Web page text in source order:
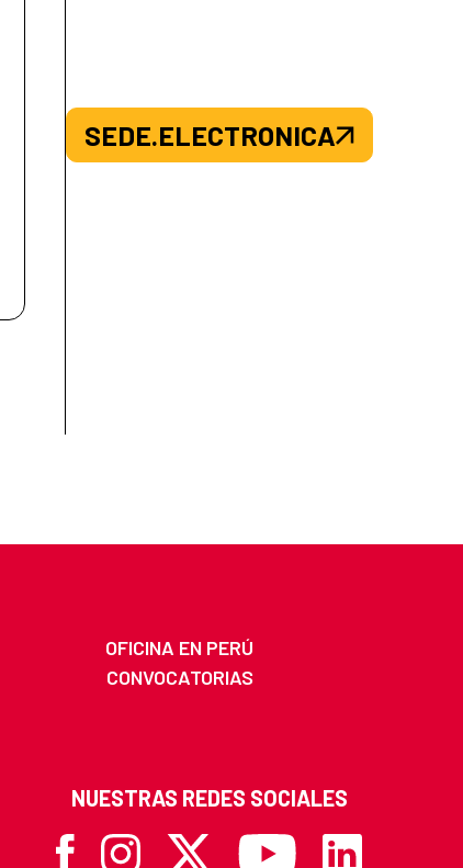
SEDE.ELECTRONICA
OFICINA EN PERÚ
CONVOCATORIAS
NUESTRAS REDES SOCIALES
FacebookInstagram
X Youtube Linkedin